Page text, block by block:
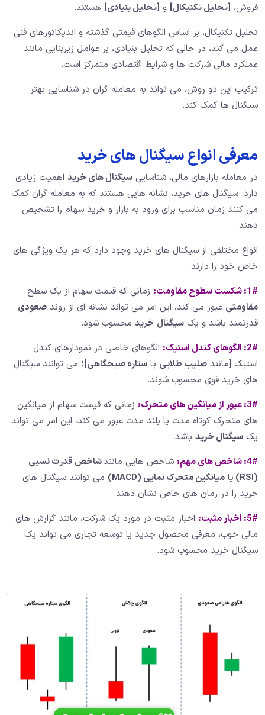
فروش، [تحلیل تکنیکال] و [تحلیل بنیادی] هستند.
تحلیل تکنیکال، بر اساس الگوهای قیمتی گذشته و اندیکاتورهای فنی
عمل می کند، در حالی که تحلیل بنیادی، بر عوامل زیربنایی مانند
عملکرد مالی شرکت ها و شرایط اقتصادی متمرکز است.
ترکیب این دو روش، می تواند به معامله گران در شناسایی بهتر
سیگنال ها کمک کند.
معرفی انواع سیگنال های خرید
در معامله بازارهای مالی، شناسایی سیگنال های خرید اهمیت زیادی
دارد. سیگنال های خرید، نشانه هایی هستند که به معامله گران کمک
می کنند زمان مناسب برای ورود به بازار و خرید سهام را تشخیص
دهند.
انواع مختلفی از سیگنال های خرید وجود دارد که هر یک ویژگی های
خاص خود را دارند.
1#: شکست سطوح مقاومت: زمانی که قیمت سهام از یک سطح
مقاومتی عبور می کند، این امر می تواند نشانه ای از روند صعودی
قدرتمند باشد و یک سیگنال خرید محسوب شود.
2#: الگوهای کندل استیک: الگوهای خاصی در نمودارهای کندل
استیک [مانند صلیب طلایی یا ستاره صبحگاهی]؛ می توانند سیگنال
های خرید قوی محسوب شوند.
3#: عبور از میانگین های متحرک: زمانی که قیمت سهام از میانگین
های متحرک کوتاه مدت یا بلند مدت عبور می کند، این امر می تواند
یک سیگنال خرید باشد.
4#: شاخص های مهم: شاخص هایی مانندشاخص قدرت نسبی
(RSI)
یا میانگین متحرک نمایی (MACD)
می توانند سیگنال های
خرید را در زمان های خاص نشان دهند.
5#: اخبار مثبت: اخبار مثبت در مورد یک شرکت، مانند گزارش های
مالی خوب، معرفی محصول جدید یا توسعه تجاری می تواند یک
سیگنال خرید محسوب شود.